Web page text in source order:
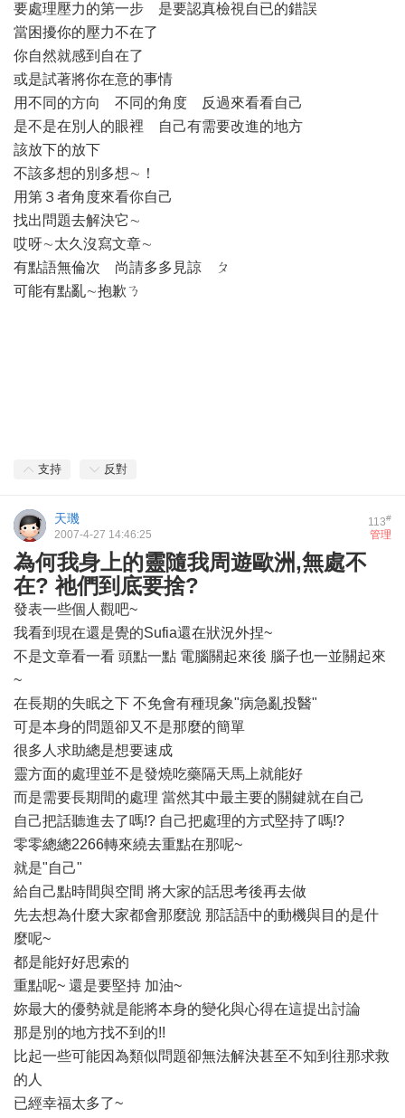
要處理壓力的第一步 是要認真檢視自已的錯誤
當困擾你的壓力不在了
你自然就感到自在了
或是試著將你在意的事情
用不同的方向 不同的角度 反過來看看自己
是不是在別人的眼裡 自己有需要改進的地方
該放下的放下
不該多想的別多想∼！
用第３者角度來看你自己
找出問題去解決它∼
哎呀∼太久沒寫文章∼
有點語無倫次 尚請多多見諒 ㄆ
可能有點亂∼抱歉ㄋ
支持 反對
113#
天璣
管理
2007-4-27 14:46:25
為何我身上的靈隨我周遊歐洲,無處不
在? 祂們到底要捨?
發表一些個人觀吧~
我看到現在還是覺的Sufia還在狀況外捏~
不是文章看一看 頭點一點 電腦關起來後 腦子也一並關起來
~
在長期的失眠之下 不免會有種現象"病急亂投醫"
可是本身的問題卻又不是那麼的簡單
很多人求助總是想要速成
靈方面的處理並不是發燒吃藥隔天馬上就能好
而是需要長期間的處理 當然其中最主要的關鍵就在自己
自己把話聽進去了嗎!? 自己把處理的方式堅持了嗎!?
零零總總2266轉來繞去重點在那呢~
就是"自己"
給自己點時間與空間 將大家的話思考後再去做
先去想為什麼大家都會那麼說 那話語中的動機與目的是什
麼呢~
都是能好好思索的
重點呢~ 還是要堅持 加油~
妳最大的優勢就是能將本身的變化與心得在這提出討論
那是別的地方找不到的!!
比起一些可能因為類似問題卻無法解決甚至不知到往那求救
的人
已經幸福太多了~